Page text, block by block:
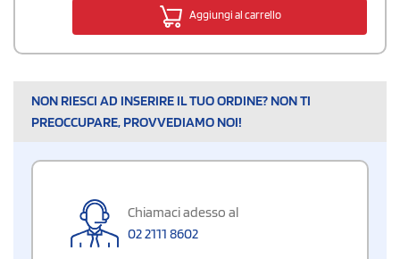
Aggiungi al carrello
NON RIESCI AD INSERIRE IL TUO ORDINE? NON TI
PREOCCUPARE, PROVVEDIAMO NOI!
Chiamaci adesso al
02 2111 8602